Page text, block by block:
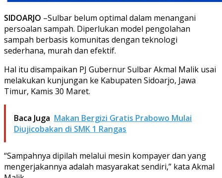
SIDOARJO –Sulbar belum optimal dalam menangani
persoalan sampah. Diperlukan model pengolahan
sampah berbasis komunitas dengan teknologi
sederhana, murah dan efektif.
Hal itu disampaikan PJ Gubernur Sulbar Akmal Malik usai
melakukan kunjungan ke Kabupaten Sidoarjo, Jawa
Timur, Kamis 30 Maret.
Baca Juga Makan Bergizi Gratis Prabowo Mulai
Diujicobakan di SMK 1 Rangas
“Sampahnya dipilah melalui mesin kompayer dan yang
mengerjakannya adalah masyarakat sendiri,” kata Akmal